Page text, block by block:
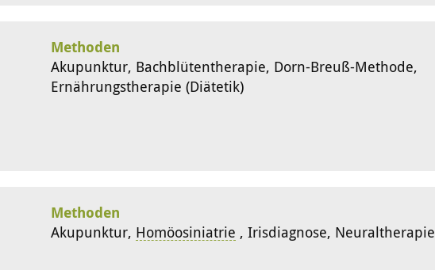
Methoden
Akupunktur, Bachblütentherapie, Dorn-Breuß-Methode,
Ernährungstherapie (Diätetik)
Methoden
Akupunktur, Homöosiniatrie , Irisdiagnose, Neuraltherapie